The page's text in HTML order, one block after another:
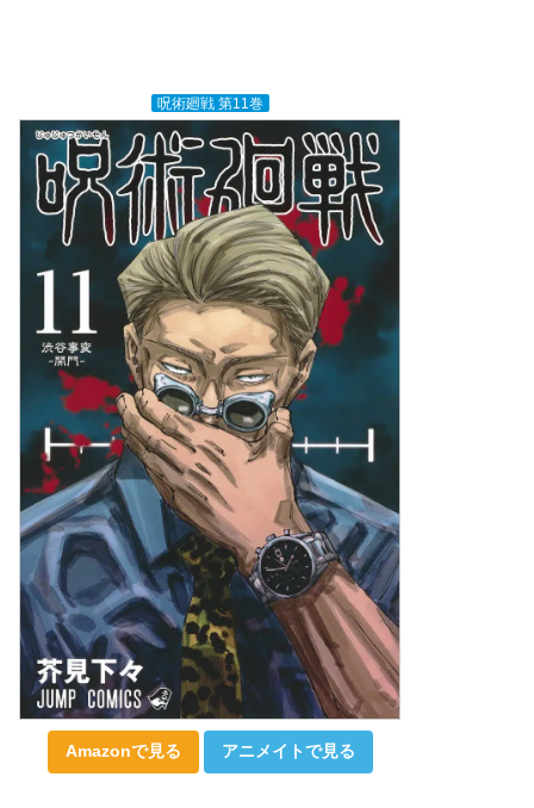
呪術廻戦 第11巻
Amazonで見る アニメイトで見る